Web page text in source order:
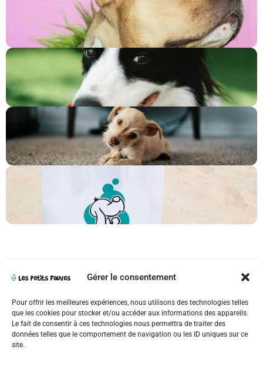
Gérer le consentement
Pour offrir les meilleures expériences, nous utilisons des technologies telles
que les cookies pour stocker et/ou accéder aux informations des appareils.
Le fait de consentir à ces technologies nous permettra de traiter des
données telles que le comportement de navigation ou les ID uniques sur ce
site.